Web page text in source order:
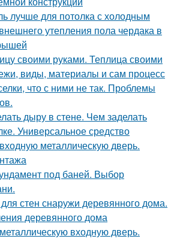
лучше для потолка с холодным
утепления пола чердака в
своими руками. Теплица своими
виды, материалы и сам процесс
что с ними не так. Проблемы
дыру в стене. Чем заделать
Универсальное средство
металлическую дверь.
под баней. Выбор
стен снаружи деревянного дома.
деревянного дома
входную дверь.